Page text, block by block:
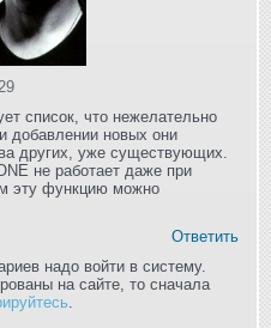
список, что нежелательно
добавлении новых они
других, уже существующих.
не работает даже при
эту функцию можно
Ответить
надо войти в систему.
на сайте, то сначала
.